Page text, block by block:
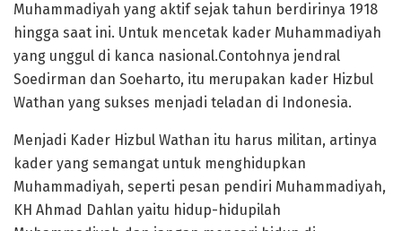
Muhammadiyah yang aktif sejak tahun berdirinya 1918
hingga saat ini. Untuk mencetak kader Muhammadiyah
yang unggul di kanca nasional.Contohnya jendral
Soedirman dan Soeharto, itu merupakan kader Hizbul
Wathan yang sukses menjadi teladan di Indonesia.
Menjadi Kader Hizbul Wathan itu harus militan, artinya
kader yang semangat untuk menghidupkan
Muhammadiyah, seperti pesan pendiri Muhammadiyah,
KH Ahmad Dahlan yaitu hidup-hidupilah